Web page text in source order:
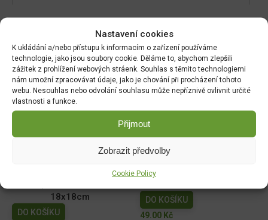
Nastavení cookies
K ukládání a/nebo přístupu k informacím o zařízení používáme
technologie, jako jsou soubory cookie. Děláme to, abychom zlepšili
zážitek z prohlížení webových stráenk. Souhlas s těmito technologiemi
nám umožní zpracovávat údaje, jako je chování při procházení tohoto
webu. Nesouhlas nebo odvolání souhlasu může nepříznivě ovlivnit určité
vlastnosti a funkce.
Přijmout
Zobrazit předvolby
Cookie Policy
15.95 kg
Rozměry
40 × 8 × 70 cm
Související produkty:
18x18cm
DO KOŠÍKU
DO KOŠÍKU
49.00 Kč